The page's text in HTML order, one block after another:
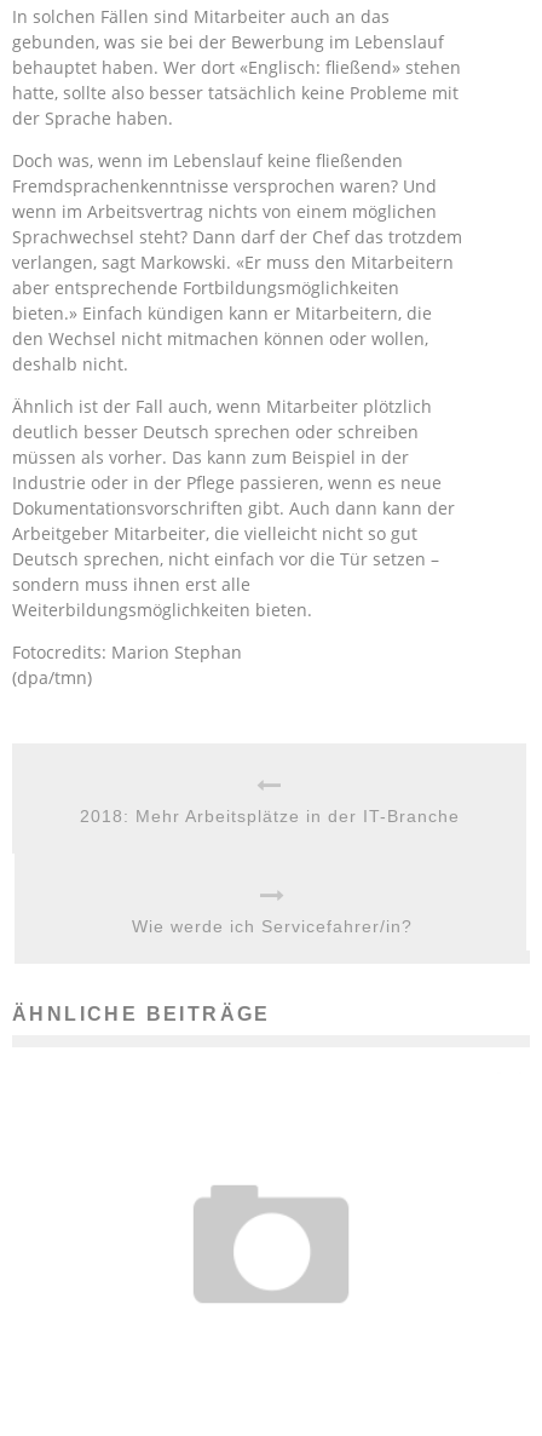
In solchen Fällen sind Mitarbeiter auch an das
gebunden, was sie bei der Bewerbung im Lebenslauf
behauptet haben. Wer dort «Englisch: fließend» stehen
hatte, sollte also besser tatsächlich keine Probleme mit
der Sprache haben.
Doch was, wenn im Lebenslauf keine fließenden
Fremdsprachenkenntnisse versprochen waren? Und
wenn im Arbeitsvertrag nichts von einem möglichen
Sprachwechsel steht? Dann darf der Chef das trotzdem
verlangen, sagt Markowski. «Er muss den Mitarbeitern
aber entsprechende Fortbildungsmöglichkeiten
bieten.» Einfach kündigen kann er Mitarbeitern, die
den Wechsel nicht mitmachen können oder wollen,
deshalb nicht.
Ähnlich ist der Fall auch, wenn Mitarbeiter plötzlich
deutlich besser Deutsch sprechen oder schreiben
müssen als vorher. Das kann zum Beispiel in der
Industrie oder in der Pflege passieren, wenn es neue
Dokumentationsvorschriften gibt. Auch dann kann der
Arbeitgeber Mitarbeiter, die vielleicht nicht so gut
Deutsch sprechen, nicht einfach vor die Tür setzen –
sondern muss ihnen erst alle
Weiterbildungsmöglichkeiten bieten.
Fotocredits: Marion Stephan
(dpa/tmn)
2018: Mehr Arbeitsplätze in der IT-Branche
Wie werde ich Servicefahrer/in?
ÄHNLICHE BEITRÄGE